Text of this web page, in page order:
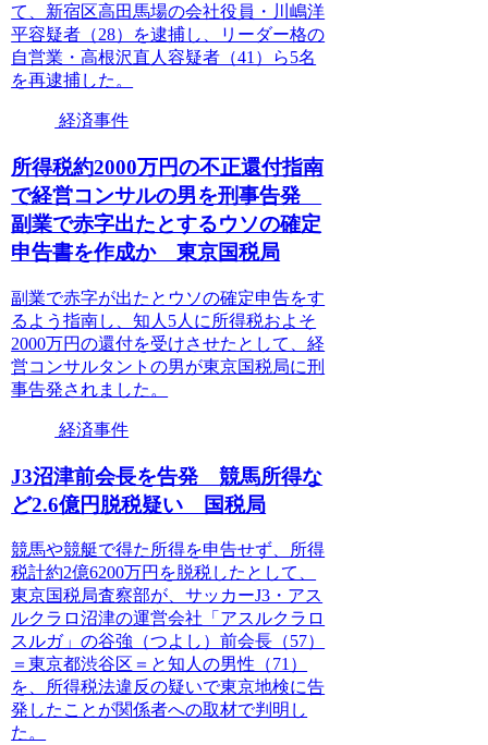
て、新宿区高田馬場の会社役員・川嶋洋
平容疑者（28）を逮捕し、リーダー格の
自営業・高根沢直人容疑者（41）ら5名
を再逮捕した。
経済事件
所得税約2000万円の不正還付指南
で経営コンサルの男を刑事告発
副業で赤字出たとするウソの確定
申告書を作成か 東京国税局
副業で赤字が出たとウソの確定申告をす
るよう指南し、知人5人に所得税およそ
2000万円の還付を受けさせたとして、経
営コンサルタントの男が東京国税局に刑
事告発されました。
経済事件
J3沼津前会長を告発 競馬所得な
ど2.6億円脱税疑い 国税局
競馬や競艇で得た所得を申告せず、所得
税計約2億6200万円を脱税したとして、
東京国税局査察部が、サッカーJ3・アス
ルクラロ沼津の運営会社「アスルクラロ
スルガ」の谷強（つよし）前会長（57）
＝東京都渋谷区＝と知人の男性（71）
を、所得税法違反の疑いで東京地検に告
発したことが関係者への取材で判明し
た。